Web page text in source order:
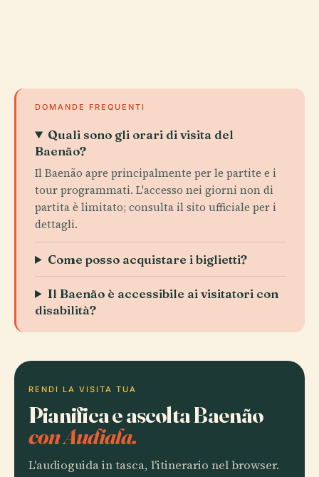
DOMANDE FREQUENTI
Quali sono gli orari di visita del
Baenão?
Il Baenão apre principalmente per le partite e i
tour programmati. L'accesso nei giorni non di
partita è limitato; consulta il sito ufficiale per i
dettagli.
Come posso acquistare i biglietti?
Il Baenão è accessibile ai visitatori con
disabilità?
RENDI LA VISITA TUA
Pianifica e ascolta Baenão
con Audiala.
L'audioguida in tasca, l'itinerario nel browser.